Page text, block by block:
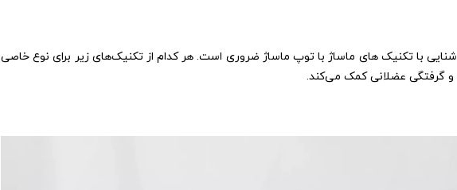
با تکنیک های ماساژ با توپ ماساژ ضروری است. هر کدام از تکنیک‌های زیر برای نوع خاصی
و گرفتگی عضلانی کمک می‌کند.